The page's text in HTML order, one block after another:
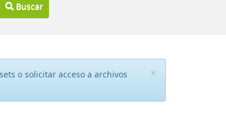
Buscar
×
o solicitar acceso a archivos